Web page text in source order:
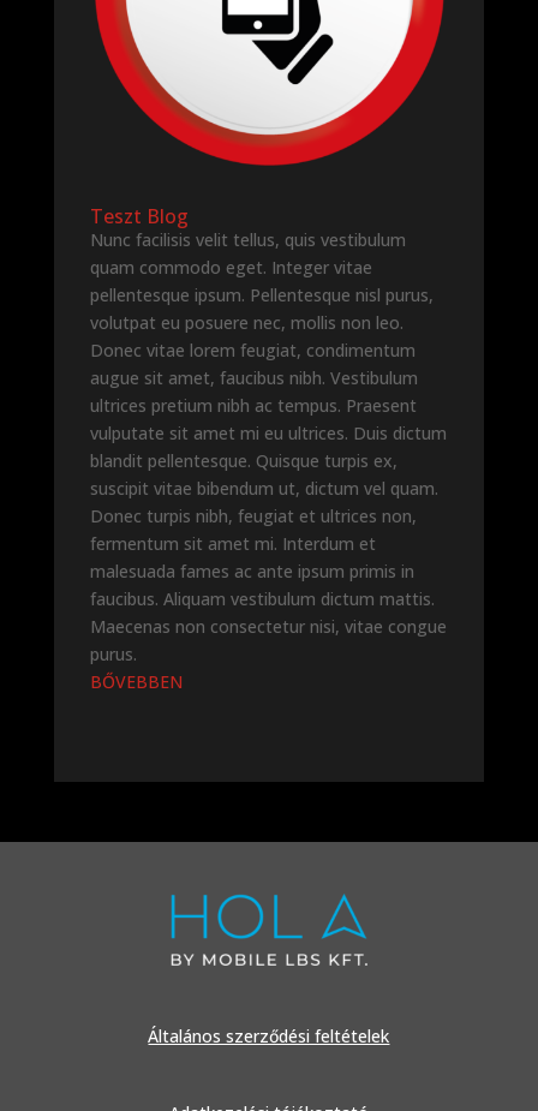
Teszt Blog
Nunc facilisis velit tellus, quis vestibulum
quam commodo eget. Integer vitae
pellentesque ipsum. Pellentesque nisl purus,
volutpat eu posuere nec, mollis non leo.
Donec vitae lorem feugiat, condimentum
augue sit amet, faucibus nibh. Vestibulum
ultrices pretium nibh ac tempus. Praesent
vulputate sit amet mi eu ultrices. Duis dictum
blandit pellentesque. Quisque turpis ex,
suscipit vitae bibendum ut, dictum vel quam.
Donec turpis nibh, feugiat et ultrices non,
fermentum sit amet mi. Interdum et
malesuada fames ac ante ipsum primis in
faucibus. Aliquam vestibulum dictum mattis.
Maecenas non consectetur nisi, vitae congue
purus.
BŐVEBBEN
Általános szerződési feltételek